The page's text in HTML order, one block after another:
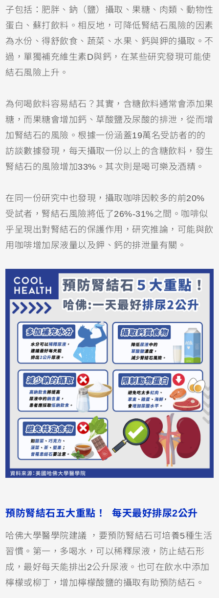
子包括：肥胖、鈉（鹽）攝取、果糖、肉類、動物性
蛋白、蘇打飲料。相反地，可降低腎結石風險的因素
為水份、得舒飲食、蔬菜、水果、鈣與鉀的攝取。不
過，單獨補充維生素D與鈣，在某些研究發現可能使
結石風險上升。
為何喝飲料容易結石？其實，含糖飲料通常會添加果
糖，而果糖會增加鈣、草酸鹽及尿酸的排泄，從而增
加腎結石的風險。根據一份涵蓋19萬名受訪者的的
訪談數據發現，每天攝取一份以上的含糖飲料，發生
腎結石的風險增加33%。其次則是喝可樂及酒精。
在同一份研究中也發現，攝取咖啡因較多的前20%
受試者，腎結石風險將低了26%-31%之間。咖啡似
乎呈現出對腎結石的保護作用，研究推論，可能與飲
用咖啡增加尿液量以及鉀、鈣的排泄量有關。
預防腎結石五大重點！ 每天最好排尿2公升
哈佛大學醫學院建議 ，要預防腎結石可培養5種生活
習慣。第一，多喝水，可以稀釋尿液，防止結石形
成，最好每天能排出2公升尿液。也可在飲水中添加
檸檬或柳丁，增加檸檬酸鹽的攝取有助預防結石。